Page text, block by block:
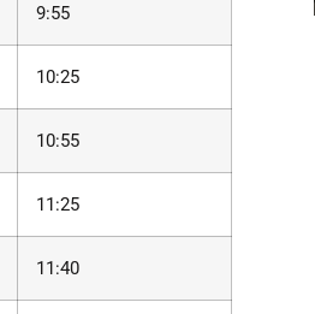
9:55
10:25
10:55
11:25
11:40